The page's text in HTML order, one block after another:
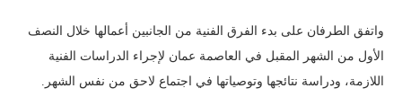
واتفق الطرفان على بدء الفرق الفنية من الجانبين أعمالها خلال النصف
الأول من الشهر المقبل في العاصمة عمان لإجراء الدراسات الفنية
اللازمة، ودراسة نتائجها وتوصياتها في اجتماع لاحق من نفس الشهر.